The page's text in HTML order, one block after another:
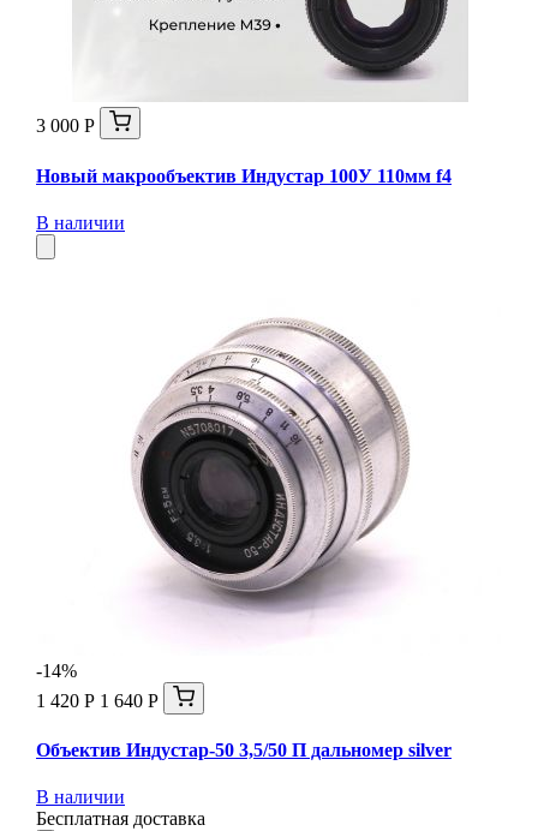
3 000 Р
Новый макрообъектив Индустар 100У 110мм f4
В наличии
-14%
1 420 Р 1 640 Р
Объектив Индустар-50 3,5/50 П дальномер silver
В наличии
Бесплатная доставка